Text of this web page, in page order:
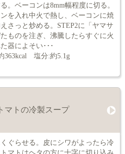
。ベーコンは8mm幅程度に切る。
を入れ中火で熱し、ベーコンに焼
さっと炒める。STEP2に「ヤマサ
ものを注ぎ、沸騰したらすぐに火
器によそい･･･
363kcal 塩分:約5.1g
マトの冷製スープ
ぐらせる。皮にシワがよったら冷